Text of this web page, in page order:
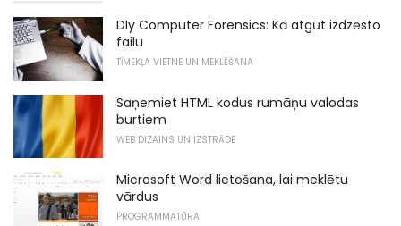
DIy Computer Forensics: Kā atgūt izdzēsto
failu
TĪMEKĻA VIETNE UN MEKLĒŠANA
Saņemiet HTML kodus rumāņu valodas
burtiem
WEB DIZAINS UN IZSTRĀDE
Microsoft Word lietošana, lai meklētu
vārdus
PROGRAMMATŪRA